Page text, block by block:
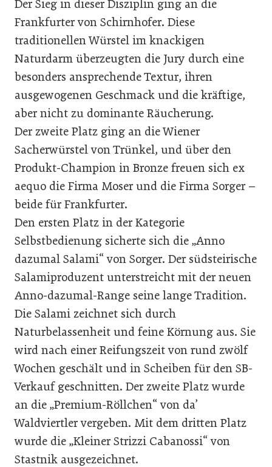
Der Sieg in dieser Disziplin ging an die
Frankfurter von Schirnhofer. Diese
traditionellen Würstel im knackigen
Naturdarm überzeugten die Jury durch eine
besonders ansprechende Textur, ihren
ausgewogenen Geschmack und die kräftige,
aber nicht zu dominante Räucherung.
Der zweite Platz ging an die Wiener
Sacherwürstel von Trünkel, und über den
Produkt-Champion in Bronze freuen sich ex
aequo die Firma Moser und die Firma Sorger –
beide für Frankfurter.
Den ersten Platz in der Kategorie
Selbstbedienung sicherte sich die „Anno
dazumal Salami“ von Sorger. Der südsteirische
Salamiproduzent unterstreicht mit der neuen
Anno-dazumal-Range seine lange Tradition.
Die Salami zeichnet sich durch
Naturbelassenheit und feine Körnung aus. Sie
wird nach einer Reifungszeit von rund zwölf
Wochen geschält und in Scheiben für den SB-
Verkauf geschnitten. Der zweite Platz wurde
an die „Premium-Röllchen“ von da’
Waldviertler vergeben. Mit dem dritten Platz
wurde die „Kleiner Strizzi Cabanossi“ von
Stastnik ausgezeichnet.